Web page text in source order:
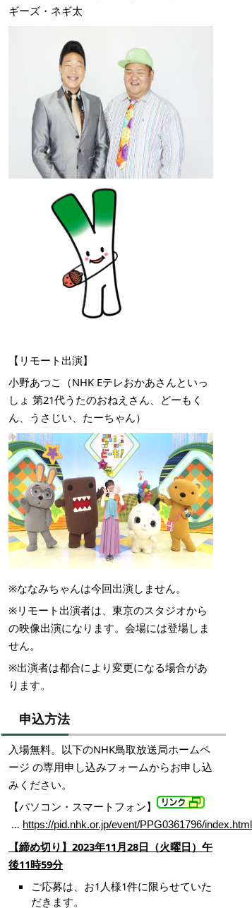
ギーズ・ネギ太
【リモート出演】
小野あつこ（NHK Eテレおかあさんといっ
しょ 第21代うたのおねえさん、どーもく
ん、うさじい、たーちゃん）
※ななみちゃんは今回出演しません。
※リモート出演者は、東京のスタジオから
の映像出演になります。会場には登場しま
せん。
※出演者は都合により変更になる場合があ
ります。
申込方法
入場無料。以下のNHK鳥取放送局ホームペ
ージ の専用申し込みフォームからお申し込
みください。
【パソコン・スマートフォン】
… https://pid.nhk.or.jp/event/PPG0361796/index.html
【締め切り】2023年11月28日（火曜日）午
後11時59分
ご応募は、お1人様1件に限らせていた
だきます。